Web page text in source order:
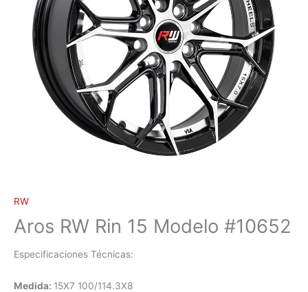
RW
Aros RW Rin 15 Modelo #10652
Especificaciones Técnicas:
Medida: 15X7 100/114.3X8